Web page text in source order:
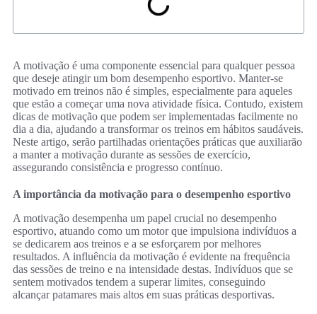
A motivação é uma componente essencial para qualquer pessoa
que deseje atingir um bom desempenho esportivo. Manter-se
motivado em treinos não é simples, especialmente para aqueles
que estão a começar uma nova atividade física. Contudo, existem
dicas de motivação que podem ser implementadas facilmente no
dia a dia, ajudando a transformar os treinos em hábitos saudáveis.
Neste artigo, serão partilhadas orientações práticas que auxiliarão
a manter a motivação durante as sessões de exercício,
assegurando consistência e progresso contínuo.
A importância da motivação para o desempenho esportivo
A motivação desempenha um papel crucial no desempenho
esportivo, atuando como um motor que impulsiona indivíduos a
se dedicarem aos treinos e a se esforçarem por melhores
resultados. A influência da motivação é evidente na frequência
das sessões de treino e na intensidade destas. Indivíduos que se
sentem motivados tendem a superar limites, conseguindo
alcançar patamares mais altos em suas práticas desportivas.